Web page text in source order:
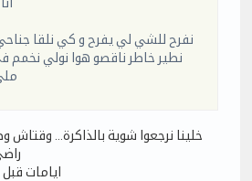
نفرح للشي لي يفرح و كي نلقا
نطير خاطر ناقصو هوا نولي نخمم
خلينا نرجعوا شوية بالذاكرة… وقتاش
ايامات